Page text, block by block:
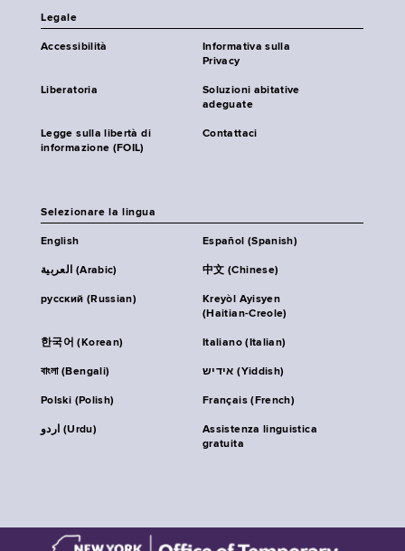
Legale
Accessibilità
Informativa sulla
Privacy
Liberatoria
Soluzioni abitative
adeguate
Legge sulla libertà di
informazione (FOIL)
Contattaci
Selezionare la lingua
English Español (Spanish)
العربية (Arabic) 中文 (Chinese)
русский (Russian)
Kreyòl Ayisyen
(Haitian-Creole)
한국어 (Korean) Italiano (Italian)
বাংলা (Bengali) אידיש (Yiddish)
Polski (Polish) Français (French)
اردو (Urdu)
Assistenza linguistica
gratuita